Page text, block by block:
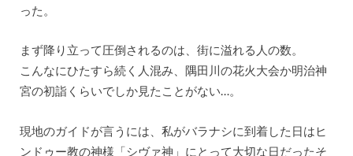
った。
まず降り立って圧倒されるのは、街に溢れる人の数。
こんなにひたすら続く人混み、隅田川の花火大会か明治神
宮の初詣くらいでしか見たことがない…。
現地のガイドが言うには、私がバラナシに到着した日はヒ
ンドゥー教の神様「シヴァ神」にとって大切な日だったそ